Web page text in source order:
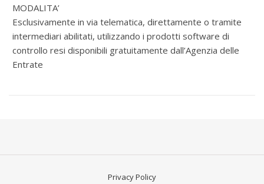
MODALITA’
Esclusivamente in via telematica, direttamente o tramite
intermediari abilitati, utilizzando i prodotti software di
controllo resi disponibili gratuitamente dall’Agenzia delle
Entrate
Privacy Policy